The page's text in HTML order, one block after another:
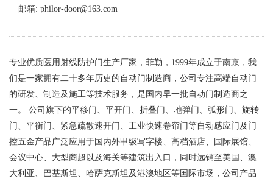
邮箱: philor-door@163.com
专业优质医用射线防护门生产厂家，菲勒，1999年成立于南京，我
们是一家拥有二十多年历史的自动门制造商，公司专注高端自动门
的研发、制造及施工等技术服务，是国内早一批自动门制造商之
一。 公司旗下的平移门、平开门、折叠门、地弹门、弧形门、旋转
门、平衡门、紧急疏散速开门、工业快速卷帘门等自动感应门及门
控五金产品广泛应用于国内外甲级写字楼、高档酒店、国际展馆、
会议中心、大型商超以及海关等建筑出入口，同时远销至美国、澳
大利亚、巴基斯坦、哈萨克斯坦及港澳地区等国际市场，公司产品